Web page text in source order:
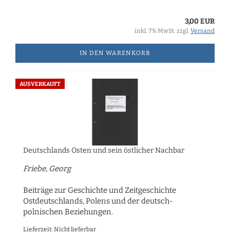
3,00 EUR
inkl. 7% MwSt. zzgl. Versand
IN DEN WARENKORB
AUSVERKAUFT
Deutschlands Osten und sein östlicher Nachbar
Friebe, Georg
Beiträge zur Geschichte und Zeitgeschichte
Ostdeutschlands, Polens und der deutsch-
polnischen Beziehungen.
Lieferzeit: Nicht lieferbar